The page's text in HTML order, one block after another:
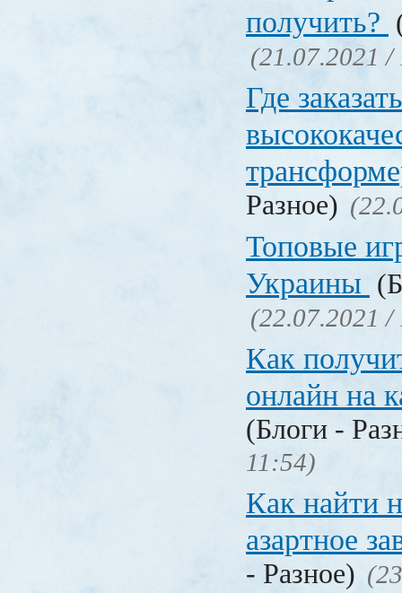
получить?
(21.07.2021 /
Где заказать
Разное)
Топовые
Украины
(22.07.2021 /
Как
онлайн на
(Блоги -
11:54)
Как найти
азартное
- Разное)